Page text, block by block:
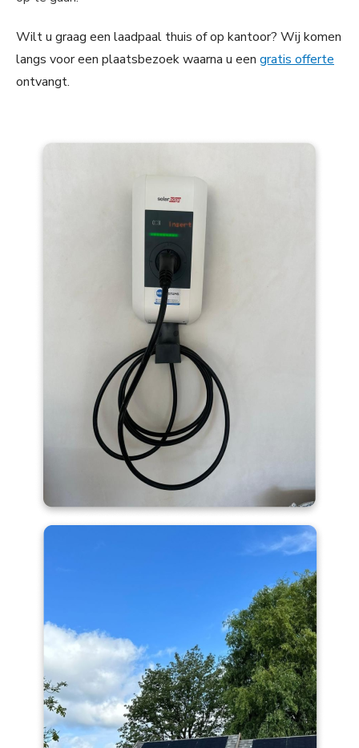
Wilt u graag een laadpaal thuis of op kantoor? Wij komen
langs voor een plaatsbezoek waarna u een gratis offerte
ontvangt.